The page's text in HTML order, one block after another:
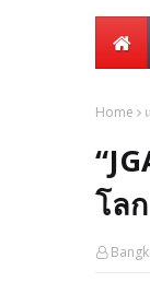
Home
โล